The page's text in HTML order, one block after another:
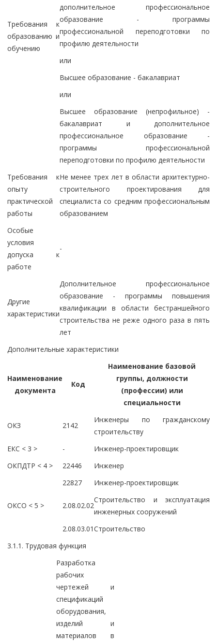
Требования к
образованию и
обучению
дополнительное профессиональное
образование - программы
профессиональной переподготовки по
профилю деятельности
или
Высшее образование - бакалавриат
или
Высшее образование (непрофильное) -
бакалавриат и дополнительное
профессиональное образование -
программы профессиональной
переподготовки по профилю деятельности
Требования к
опыту
практической
работы
Не менее трех лет в области архитектурно-
строительного проектирования для
специалиста со средним профессиональным
образованием
Особые
условия
допуска к
работе
-
Другие
характеристики
Дополнительное профессиональное
образование - программы повышения
квалификации в области бестраншейного
строительства не реже одного раза в пять
лет
Дополнительные характеристики
Наименование
документа
Код
Наименование базовой
группы, должности
(профессии) или
специальности
ОКЗ 2142
Инженеры по гражданскому
строительству
ЕКС < 3 >
-
Инженер-проектировщик
ОКПДТР < 4 >
22446
Инженер
22827
Инженер-проектировщик
ОКСО < 5 > 2.08.02.02
Строительство и эксплуатация
инженерных сооружений
2.08.03.01Строительство
3.1.1. Трудовая функция
Разработка
рабочих
чертежей и
спецификаций
оборудования,
изделий и
материалов в